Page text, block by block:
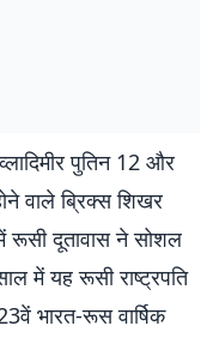
पुतिन 12 और
वाले ब्रिक्स शिखर
रूसी दूतावास ने सोशल
में यह रूसी राष्ट्रपति
भारत-रूस वार्षिक